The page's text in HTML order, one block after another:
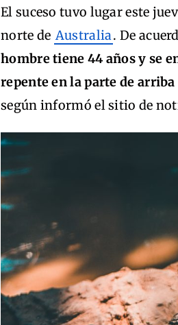
El suceso tuvo lugar este
norte de Australia. De
hombre tiene 44 años y se
repente en la parte de
según informó el sitio de